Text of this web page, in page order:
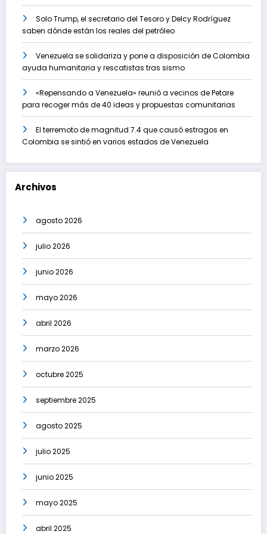
Solo Trump, el secretario del Tesoro y Delcy Rodríguez
saben dónde están los reales del petróleo
Venezuela se solidariza y pone a disposición de Colombia
ayuda humanitaria y rescatistas tras sismo
«Repensando a Venezuela» reunió a vecinos de Petare
para recoger más de 40 ideas y propuestas comunitarias
El terremoto de magnitud 7.4 que causó estragos en
Colombia se sintió en varios estados de Venezuela
Archivos
agosto 2026
julio 2026
junio 2026
mayo 2026
abril 2026
marzo 2026
octubre 2025
septiembre 2025
agosto 2025
julio 2025
junio 2025
mayo 2025
abril 2025